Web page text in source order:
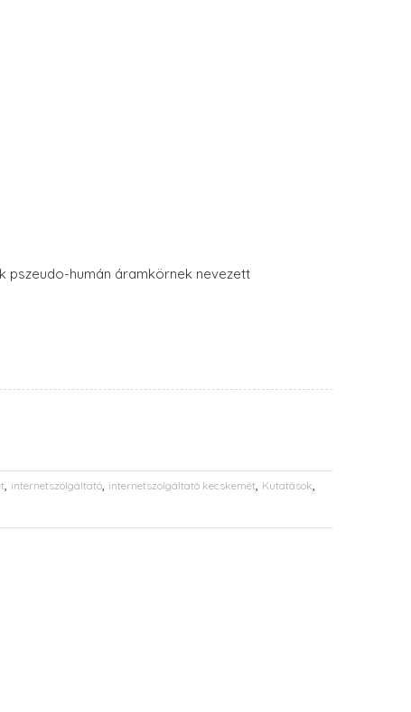
pszeudo-humán áramkörnek nevezett
internetszolgáltató internetszolgáltató kecskemét Kutatások